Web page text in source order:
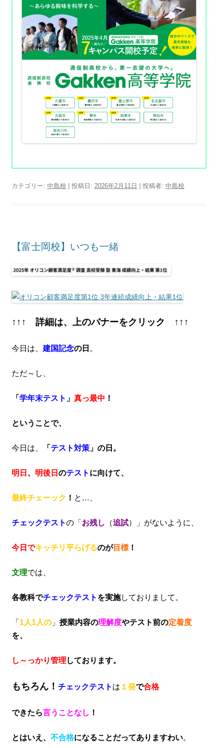
カテゴリー: 中島校 | 投稿日: 2026年2月11日 | 投稿者: 中島校
【富士岡校】いつも一緒
↑↑↑ 詳細は、上のバナーをクリック ↑↑↑
今日は、 建国記念の日 。
ただ～し、
「 学年末テスト 」 真っ最中 ！
ということで、
今日は、 「 テスト対策 」の日。
明日 、 明後日 のテスト に向けて、
最終チェーック ！ と…、
チェックテストの「 お残し （追試）」がないように、
今日でキッチリ平らげるのが目標 ！
文理では、
各教科でチェックテスト を実施しておりまして。
「 1人1人の 」 授業内容の理解度やテスト前の定着度
を、
し～っかり管理 しております。
もちろん！ チェックテスト は １発で合格
できたら言うことなし ！
とはいえ、 不合格になることだってありますわい。